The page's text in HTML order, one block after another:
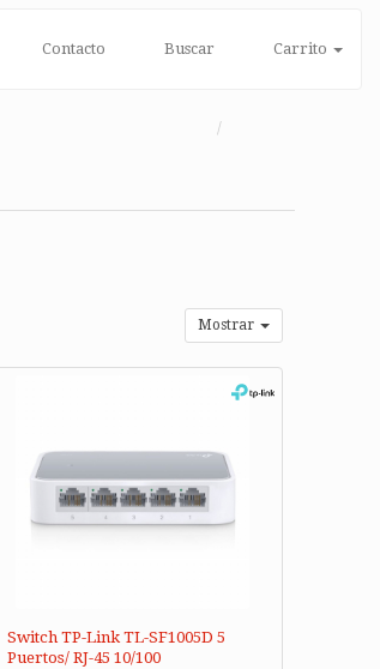
Contacto Buscar Carrito
Mostrar
Switch TP-Link TL-SF1005D 5
Puertos/ RJ-45 10/100